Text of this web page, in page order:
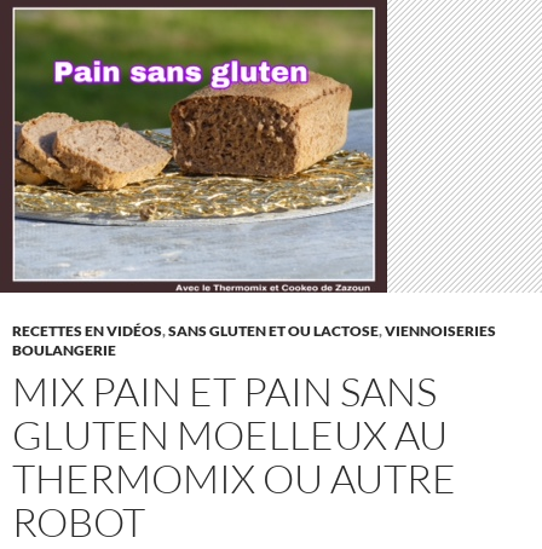
RECETTES EN VIDÉOS,SANS GLUTEN ET OU LACTOSE,VIENNOISERIES
BOULANGERIE
MIX PAIN ET PAIN SANS
GLUTEN MOELLEUX AU
THERMOMIX OU AUTRE
ROBOT